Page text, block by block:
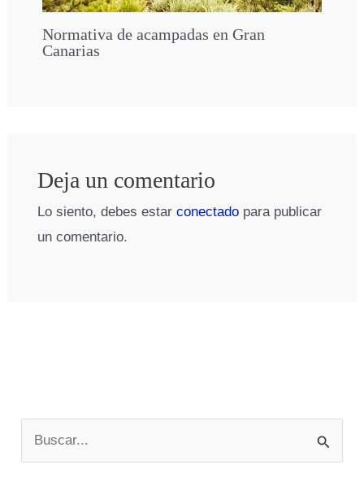
Normativa de acampadas en Gran
Canarias
Deja un comentario
Lo siento, debes estar conectadopara publicar
un comentario.
u